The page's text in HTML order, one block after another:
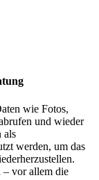
wie Fotos,
und wieder
als
werden, um das
– vor allem die